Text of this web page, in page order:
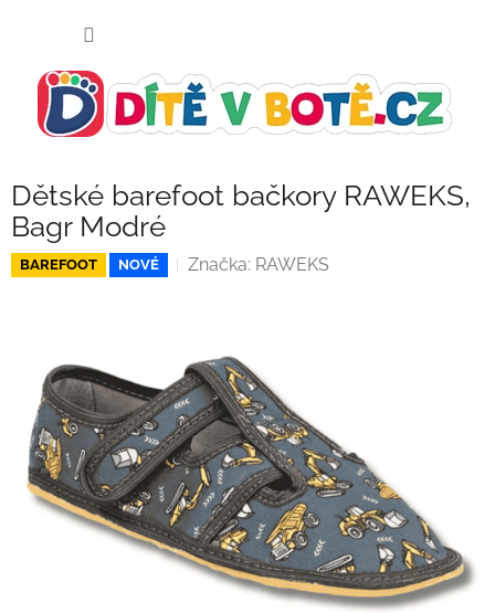
Dětské barefoot bačkory RAWEKS,
Bagr Modré
BAREFOOT NOVÉ Značka: RAWEKS